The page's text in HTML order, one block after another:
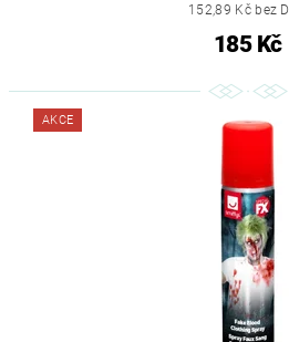
152,89 Kč bez
185 Kč
AKCE